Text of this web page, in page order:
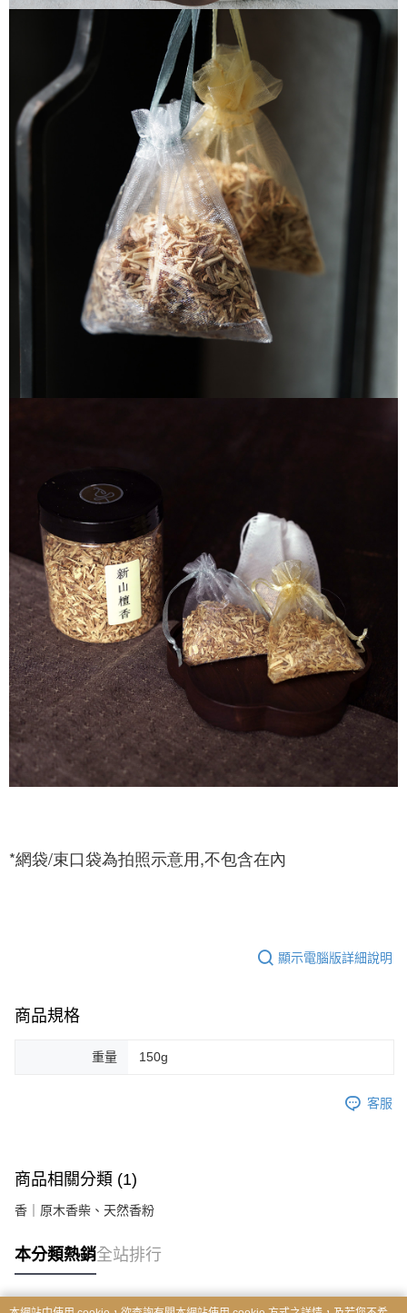
*網袋/束口袋為拍照示意用,不包含在內
顯示電腦版詳細說明
商品規格
重量 150g
客服
商品相關分類 (1)
香｜原木香柴、天然香粉
本分類熱銷全站排行